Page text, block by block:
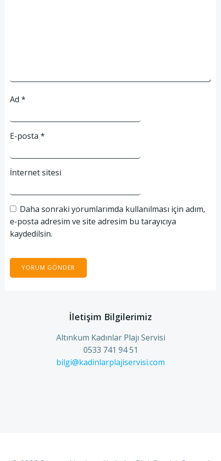
Ad *
E-posta *
İnternet sitesi
Daha sonraki yorumlarımda kullanılması için adım,
e-posta adresim ve site adresim bu tarayıcıya
kaydedilsin.
İletişim Bilgilerimiz
Altınkum Kadınlar Plajı Servisi
0533 741 94 51
bilgi@kadinlarplajiservisi.com